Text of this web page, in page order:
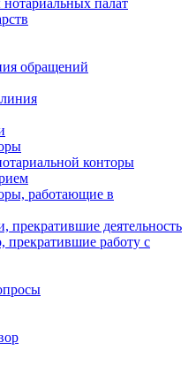
обращений
конторы
работающие в
прекратившие деятельность
работу с